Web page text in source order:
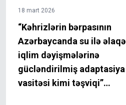
18 mart 2026
“Kəhrizlərin bərpasının
Azərbaycanda su ilə
iqlim dəyişmələrinə
gücləndirilmiş adaptasiya
vasitəsi kimi təşviqi”